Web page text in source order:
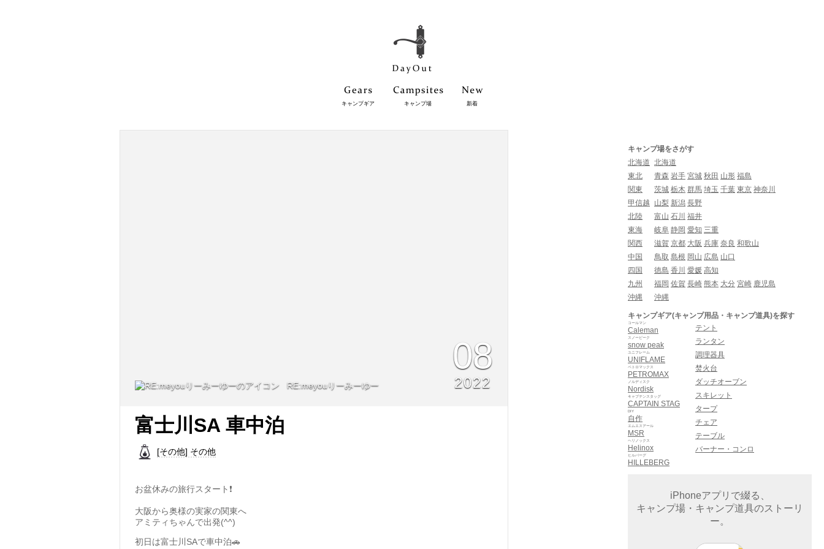
キャンプギア キャンプ場 新着
RE:meyouりーみーゆー
08
2022
富士川SA 車中泊
[その他] その他
お盆休みの旅行スタート❗️
大阪から奥様の実家の関東へ
アミティちゃんで出発(^^)
初日は富士川SAで車中泊🚗
キャンプ場をさがす
北海道 北海道
東北
青森 岩手 宮城 秋田 山形 福島
関東
茨城 栃木 群馬 埼玉 千葉 東京 神奈川
甲信越
山梨 新潟 長野
北陸
富山 石川 福井
東海
岐阜 静岡 愛知 三重
関西
滋賀 京都 大阪 兵庫 奈良 和歌山
中国
鳥取 島根 岡山 広島 山口
四国
徳島 香川 愛媛 高知
九州
福岡 佐賀 長崎 熊本 大分 宮崎 鹿児島
沖縄
沖縄
キャンプギア(キャンプ用品・キャンプ道具)を探す
Caleman
コールマン
snow peak
スノーピーク
UNIFLAME
ユニフレーム
PETROMAX
ペトロマックス
Nordisk
ノルディスク
CAPTAIN STAG
キャプテンスタッグ
自作
DIY
MSR
エムエスアール
Helinox
ヘリノックス
HILLEBERG
ヒルバーグ
テント
ランタン
調理器具
焚火台
ダッチオーブン
スキレット
タープ
チェア
テーブル
バーナー・コンロ
iPhoneアプリで綴る、
キャンプ場・キャンプ道具のストーリ
ー。